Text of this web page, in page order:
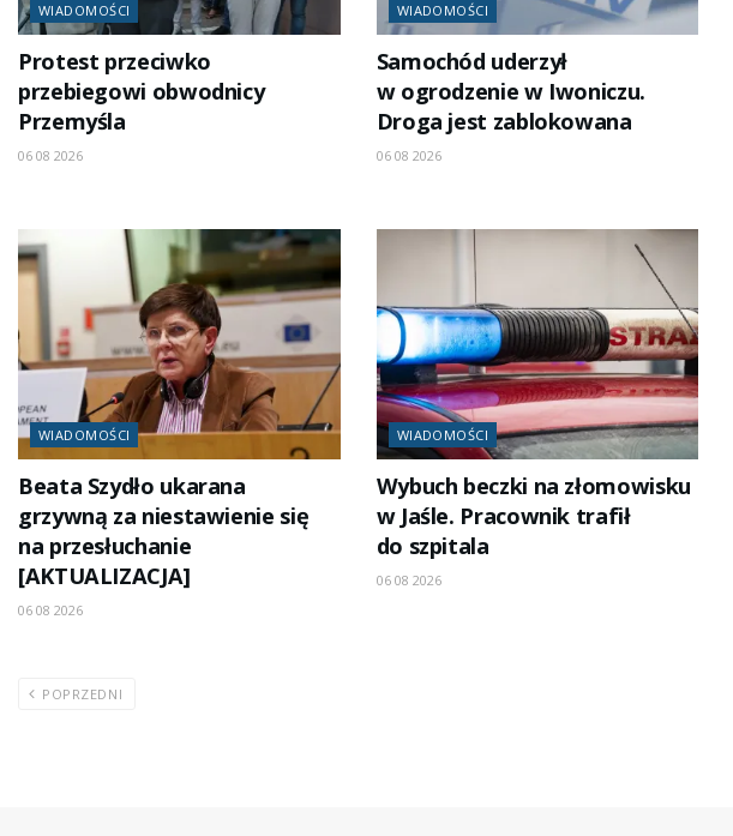
WIADOMOŚCI
Protest przeciwko
przebiegowi obwodnicy
Przemyśla
06 08 2026
WIADOMOŚCI
Samochód uderzył
w ogrodzenie w Iwoniczu.
Droga jest zablokowana
06 08 2026
WIADOMOŚCI
Beata Szydło ukarana
grzywną za niestawienie się
na przesłuchanie
[AKTUALIZACJA]
06 08 2026
WIADOMOŚCI
Wybuch beczki na złomowisku
w Jaśle. Pracownik trafił
do szpitala
06 08 2026
POPRZEDNI